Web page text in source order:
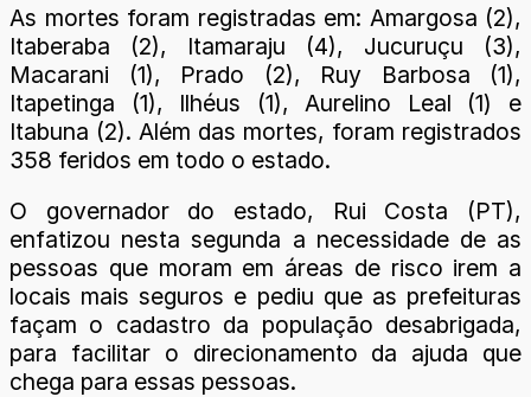
As mortes foram registradas em: Amargosa (2),
Itaberaba (2), Itamaraju (4), Jucuruçu (3),
Macarani (1), Prado (2), Ruy Barbosa (1),
Itapetinga (1), Ilhéus (1), Aurelino Leal (1) e
Itabuna (2). Além das mortes, foram registrados
358 feridos em todo o estado.
O governador do estado, Rui Costa (PT),
enfatizou nesta segunda a necessidade de as
pessoas que moram em áreas de risco irem a
locais mais seguros e pediu que as prefeituras
façam o cadastro da população desabrigada,
para facilitar o direcionamento da ajuda que
chega para essas pessoas.